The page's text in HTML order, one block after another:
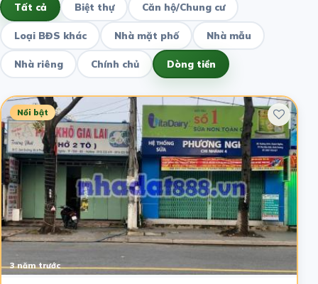
Tất cả Biệt thự Căn hộ/Chung cư
Loại BĐS khác Nhà mặt phố Nhà mẫu
Nhà riêng Chính chủ Dòng tiền
Nổi bật
3 năm trước